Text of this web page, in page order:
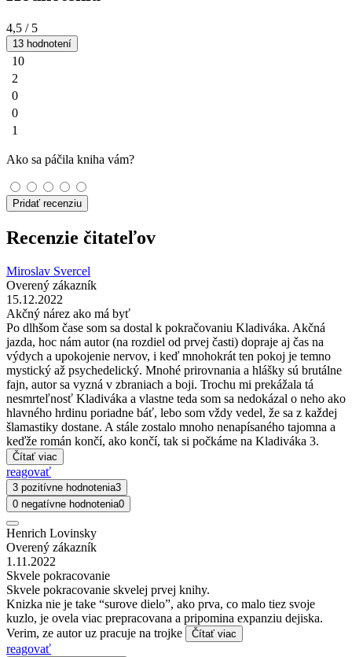
4,5 / 5
13 hodnotení
10
2
0
0
1
Ako sa páčila kniha vám?
Pridať recenziu
Recenzie čitateľov
Miroslav Svercel
Overený zákazník
15.12.2022
Akčný nárez ako má byť
Po dlhšom čase som sa dostal k pokračovaniu Kladiváka. Akčná
jazda, hoc nám autor (na rozdiel od prvej časti) dopraje aj čas na
výdych a upokojenie nervov, i keď mnohokrát ten pokoj je temno
mystický až psychedelický. Mnohé prirovnania a hlášky sú brutálne
fajn, autor sa vyzná v zbraniach a boji. Trochu mi prekážala tá
nesmrteľnosť Kladiváka a vlastne teda som sa nedokázal o neho ako
hlavného hrdinu poriadne báť, lebo som vždy vedel, že sa z každej
šlamastiky dostane. A stále zostalo mnoho nenapísaného tajomna a
keďže román končí, ako končí, tak si počkáme na Kladiváka 3.
Čítať viac
reagovať
3 pozitívne hodnotenia3
0 negatívne hodnotenia0
Henrich Lovinsky
Overený zákazník
1.11.2022
Skvele pokracovanie
Skvele pokracovanie skvelej prvej knihy.
Knizka nie je take “surove dielo”, ako prva, co malo tiez svoje
kuzlo, je ovela viac prepracovana a pripomina expanziu dejiska.
Verim, ze autor uz pracuje na trojke
Čítať viac
reagovať